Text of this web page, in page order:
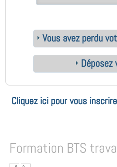
Vous avez perdu
Déposez
Cliquez ici pour vous
Formation BTS